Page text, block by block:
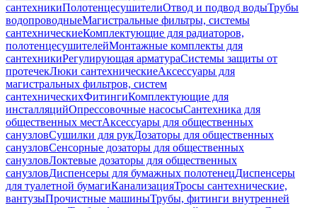
сантехникиПолотенцесушителиОтвод и подвод водыТрубы
водопроводныеМагистральные фильтры, системы
сантехническиеКомплектующие для радиаторов,
полотенцесушителейМонтажные комплекты для
сантехникиРегулирующая арматураСистемы защиты от
протечекЛюки сантехническиеАксессуары для
магистральных фильтров, систем
сантехническихФитингиКомплектующие для
инсталляцийОпрессовочные насосыСантехника для
общественных местАксессуары для общественных
санузловСушилки для рукДозаторы для общественных
санузловСенсорные дозаторы для общественных
санузловЛоктевые дозаторы для общественных
санузловДиспенсеры для бумажных полотенецДиспенсеры
для туалетной бумагиКанализацияТросы сантехнические,
вантузыПрочистные машиныТрубы, фитинги внутренней